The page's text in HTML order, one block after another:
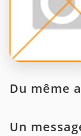
Du même
Un